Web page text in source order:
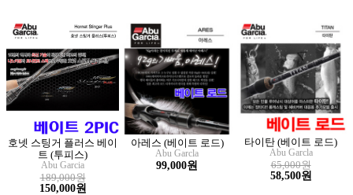
호넷 스팅거 플러스 베이
트 (투피스)
Abu Garcia
189,000원
150,000원
아레스 (베이트 로드)
Abu Garcla
99,000원
타이탄 (베이트 로드)
Abu Garcla
65,000원
58,500원